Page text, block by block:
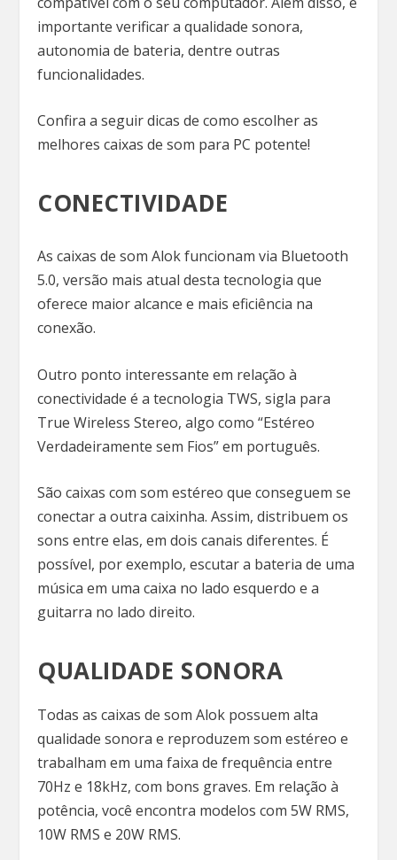
importante verificar a qualidade sonora,
autonomia de bateria, dentre outras
funcionalidades.
Confira a seguir dicas de como escolher as
melhores caixas de som para PC potente!
CONECTIVIDADE
As caixas de som Alok funcionam via Bluetooth
5.0, versão mais atual desta tecnologia que
oferece maior alcance e mais eficiência na
conexão.
Outro ponto interessante em relação à
conectividade é a tecnologia TWS, sigla para
True Wireless Stereo, algo como “Estéreo
Verdadeiramente sem Fios” em português.
São caixas com som estéreo que conseguem se
conectar a outra caixinha. Assim, distribuem os
sons entre elas, em dois canais diferentes. É
possível, por exemplo, escutar a bateria de uma
música em uma caixa no lado esquerdo e a
guitarra no lado direito.
QUALIDADE SONORA
Todas as caixas de som Alok possuem alta
qualidade sonora e reproduzem som estéreo e
trabalham em uma faixa de frequência entre
70Hz e 18kHz, com bons graves. Em relação à
potência, você encontra modelos com 5W RMS,
10W RMS e 20W RMS.